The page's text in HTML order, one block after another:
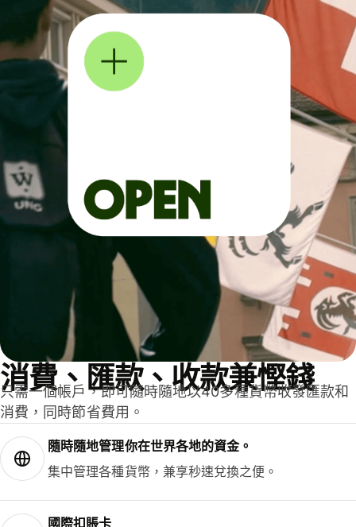
消費、匯款、收款兼慳錢
只需一個帳戶，即可隨時隨地以40多種貨幣收發匯款和
消費，同時節省費用。
隨時隨地管理你在世界各地的資金。
集中管理各種貨幣，兼享秒速兌換之便。
國際扣賬卡